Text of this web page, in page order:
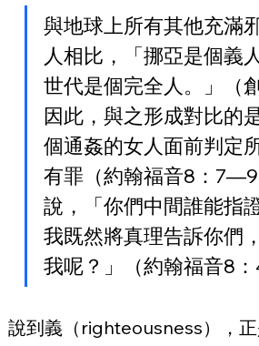
與地球上所有其他充滿
人相比，「挪亞是個義
世代是個完全人。」（
因此，與之形成對比的
個通姦的女人面前判定
有罪（約翰福音8：
說，「你們中間誰能指
我既然將真理告訴你們
我呢？」（約翰福音8：
說到義（righteousness），